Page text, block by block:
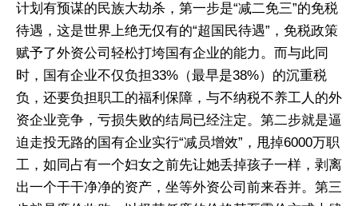
计划有预谋的民族大劫杀，第一步是“减二免三”的免税
待遇，这是世界上绝无仅有的“超国民待遇”，免税政策
赋予了外资公司轻松打垮国有企业的能力。而与此同
时，国有企业不仅负担33%（最早是38%）的沉重税
负，还要负担职工的福利保障，与不纳税不养工人的外
资企业竞争，亏损失败的结局已经注定。第二步就是逼
迫走投无路的国有企业实行“减员增效”，甩掉6000万职
工，如同占有一个妇女之前先让她丢掉孩子一样，剥离
出一个干干净净的资产，坐等外资公司前来吞并。第三